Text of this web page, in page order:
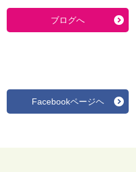
ブログへ
Facebookページヘ